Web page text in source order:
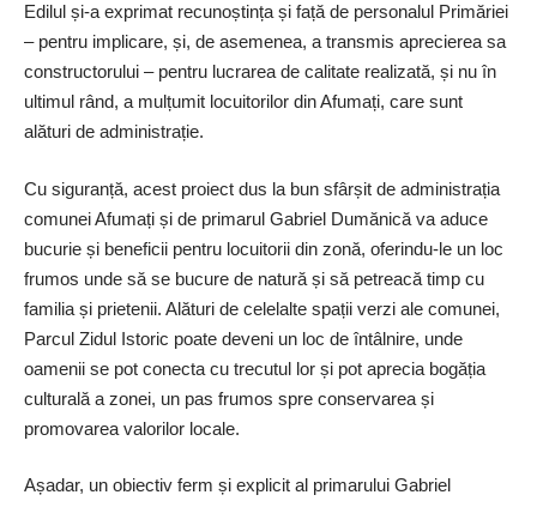
Edilul și-a exprimat recunoștința și față de personalul Primăriei
– pentru implicare, și, de asemenea, a transmis aprecierea sa
constructorului – pentru lucrarea de calitate realizată, și nu în
ultimul rând, a mulțumit locuitorilor din Afumați, care sunt
alături de administrație.
Cu siguranță, acest proiect dus la bun sfârșit de administrația
comunei Afumați și de primarul Gabriel Dumănică va aduce
bucurie și beneficii pentru locuitorii din zonă, oferindu-le un loc
frumos unde să se bucure de natură și să petreacă timp cu
familia și prietenii. Alături de celelalte spații verzi ale comunei,
Parcul Zidul Istoric poate deveni un loc de întâlnire, unde
oamenii se pot conecta cu trecutul lor și pot aprecia bogăția
culturală a zonei, un pas frumos spre conservarea și
promovarea valorilor locale.
Așadar, un obiectiv ferm și explicit al primarului Gabriel